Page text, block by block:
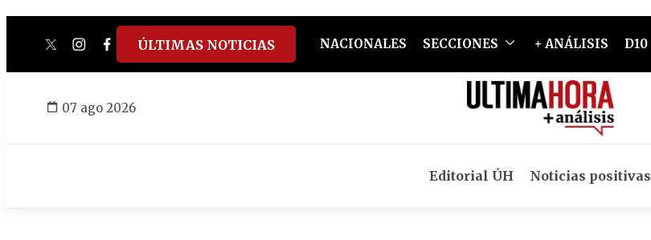
twitterinstagram
facebook
tiktokyoutube
spotify
ÚLTIMAS NOTICIAS NACIONALES SECCIONES + ANÁLISIS D10
07 ago 2026
Editorial ÚH Noticias positivas